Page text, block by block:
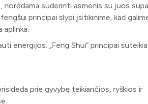
suderinti asmenis su juos
principai slypi įsitikinime, kad
aplinka.
energijos. „Feng Shui“ principai
prie gyvybę teikiančios, ryškios ir